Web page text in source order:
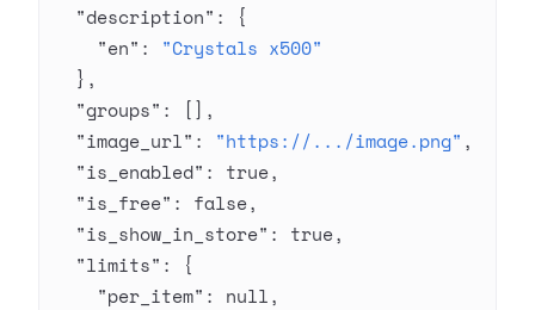
  "description"
: {
    "en"
: "Crystals x500"
  },
  "groups"
: [],
  "image_url"
: "https://.../image.png" ,
  "is_enabled"
: true,
  "is_free"
: false,
  "is_show_in_store"
: true,
  "limits"
: {
    "per_item"
: null,